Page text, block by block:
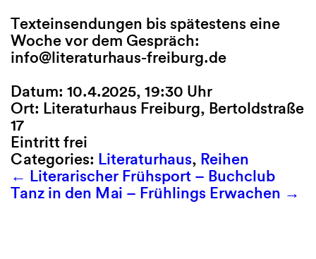
Texteinsendungen bis spätestens eine
Woche vor dem Gespräch:
info@literaturhaus-freiburg.de
Datum: 10.4.2025, 19:30 Uhr
Ort: Literaturhaus Freiburg, Bertoldstraße
17
Eintritt frei
Categories: Literaturhaus, Reihen
← Literarischer Frühsport – Buchclub
Tanz in den Mai – Frühlings Erwachen →